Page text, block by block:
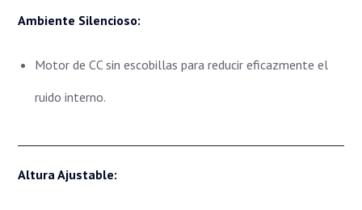
Ambiente Silencioso:
Motor de CC sin escobillas para reducir eficazmente el
ruido interno.
Altura Ajustable: